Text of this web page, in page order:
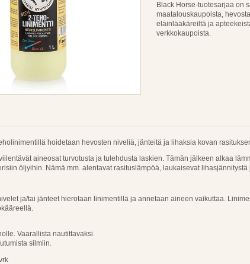
Black Horse-tuotesarjaa on
maatalouskaupoista,
eläinlääkäreiltä ja
verkkokaupoista.
hoidetaan hevosten niveliä, jänteitä ja lihaksia kovan
aineosat turvotusta ja tulehdusta laskien. Tämän jälkeen alkaa
öljyihin. Nämä mm. alentavat rasituslämpöä, laukaisevat lihasjännitystä
ja/tai jänteet hierotaan linimentillä ja annetaan aineen vaikuttaa.
Vaarallista nautittavaksi.
silmiin.